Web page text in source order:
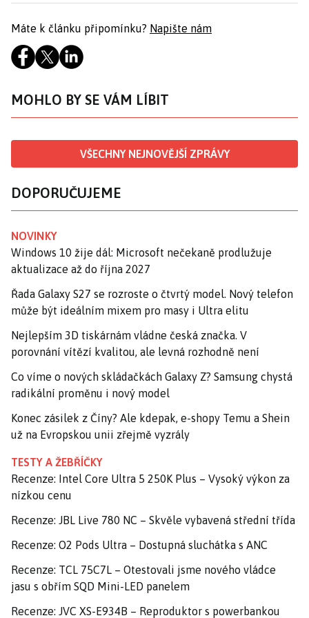
Máte k článku připomínku? Napište nám
MOHLO BY SE VÁM LÍBIT
VŠECHNY NEJNOVĚJŠÍ ZPRÁVY
DOPORUČUJEME
NOVINKY
Windows 10 žije dál: Microsoft nečekaně prodlužuje
aktualizace až do října 2027
Řada Galaxy S27 se rozroste o čtvrtý model. Nový telefon
může být ideálním mixem pro masy i Ultra elitu
Nejlepším 3D tiskárnám vládne česká značka. V
porovnání vítězí kvalitou, ale levná rozhodně není
Co víme o nových skládačkách Galaxy Z? Samsung chystá
radikální proměnu i nový model
Konec zásilek z Číny? Ale kdepak, e-shopy Temu a Shein
už na Evropskou unii zřejmě vyzrály
TESTY A ŽEBŘÍČKY
Recenze: Intel Core Ultra 5 250K Plus – Vysoký výkon za
nízkou cenu
Recenze: JBL Live 780 NC – Skvěle vybavená střední třída
Recenze: O2 Pods Ultra – Dostupná sluchátka s ANC
Recenze: TCL 75C7L – Otestovali jsme nového vládce
jasu s obřím SQD Mini-LED panelem
Recenze: JVC XS-E934B – Reproduktor s powerbankou